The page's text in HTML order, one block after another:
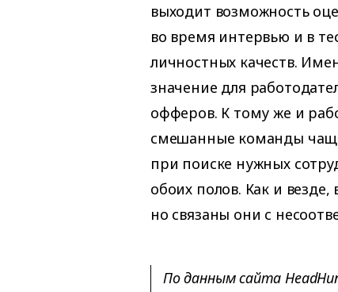
выходит возможность
во время интервью и в
личностных качеств.
значение для
офферов. К тому же и
смешанные команды
при поиске нужных
обоих полов. Как и
но связаны они с
По данным сайта